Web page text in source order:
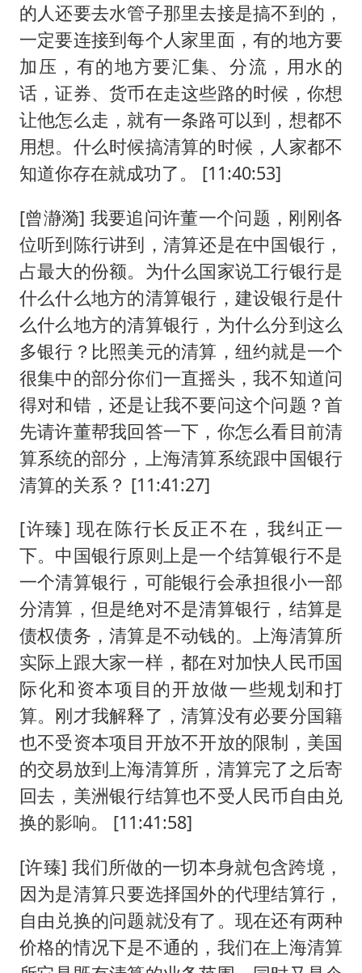
的人还要去水管子那里去接是搞不到的，
一定要连接到每个人家里面，有的地方要
加压，有的地方要汇集、分流，用水的
话，证券、货币在走这些路的时候，你想
让他怎么走，就有一条路可以到，想都不
用想。什么时候搞清算的时候，人家都不
知道你存在就成功了。 [11:40:53]
[曾瀞漪] 我要追问许董一个问题，刚刚各
位听到陈行讲到，清算还是在中国银行，
占最大的份额。为什么国家说工行银行是
什么什么地方的清算银行，建设银行是什
么什么地方的清算银行，为什么分到这么
多银行？比照美元的清算，纽约就是一个
很集中的部分你们一直摇头，我不知道问
得对和错，还是让我不要问这个问题？首
先请许董帮我回答一下，你怎么看目前清
算系统的部分，上海清算系统跟中国银行
清算的关系？ [11:41:27]
[许臻] 现在陈行长反正不在，我纠正一
下。中国银行原则上是一个结算银行不是
一个清算银行，可能银行会承担很小一部
分清算，但是绝对不是清算银行，结算是
债权债务，清算是不动钱的。上海清算所
实际上跟大家一样，都在对加快人民币国
际化和资本项目的开放做一些规划和打
算。刚才我解释了，清算没有必要分国籍
也不受资本项目开放不开放的限制，美国
的交易放到上海清算所，清算完了之后寄
回去，美洲银行结算也不受人民币自由兑
换的影响。 [11:41:58]
[许臻] 我们所做的一切本身就包含跨境，
因为是清算只要选择国外的代理结算行，
自由兑换的问题就没有了。现在还有两种
价格的情况下是不通的，我们在上海清算